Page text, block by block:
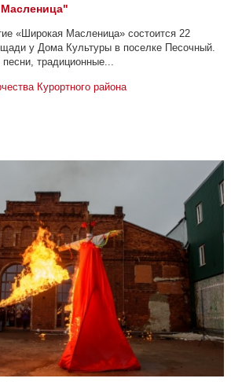
«Широкая Масленица» состоится 22
у Дома Культуры в поселке Песочный.
традиционные...
Курортного района